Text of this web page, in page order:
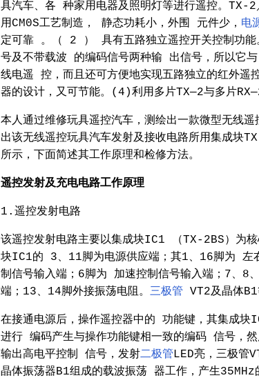
具汽车、各 种家用电器及照明灯等进行遥控。
用CM0S工艺制造， 静态功耗小，外围 元件少， 电
定可靠 。（ 2 ） 具有五路独立遥控开关控制功
号及不带载波 的编码信号两种输 出信号，所以它
线电遥 控，而且还可方便地实现五路独立的红外
器的设计，又可节能。(4)利用多片TX—2与多片
本人通过维修玩具遥控汽车，测绘出一款微型无线
出该无线遥控玩具汽车发射及接收电路所用集成块
所示，下面简述其工作原理和检修方法。
遥控发射及充电电路工作原理
1.遥控发射电路
该遥控发射电路主要以集成块IC1 （TX-2BS）为
块IC1的 3、11脚为电源供应端；其1、16脚为 左
制信号输入端；6脚为 加速控制信号输入端；7、8
端；13、14脚外接振荡电阻。三极管 VT2及晶体
在接通电源后，操作遥控器中的 功能键，其集成
进行 编码产生与操作功能键相一致的编码 信号，
输出高电平控制 信号，发射二极管LED亮，三极管
晶体振荡器B1组成的载波振荡 器工作，产生